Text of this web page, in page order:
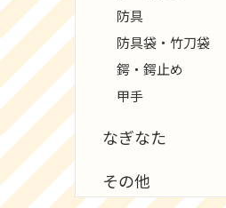
防具
防具袋・竹刀袋
鍔・鍔止め
甲手
なぎなた
その他